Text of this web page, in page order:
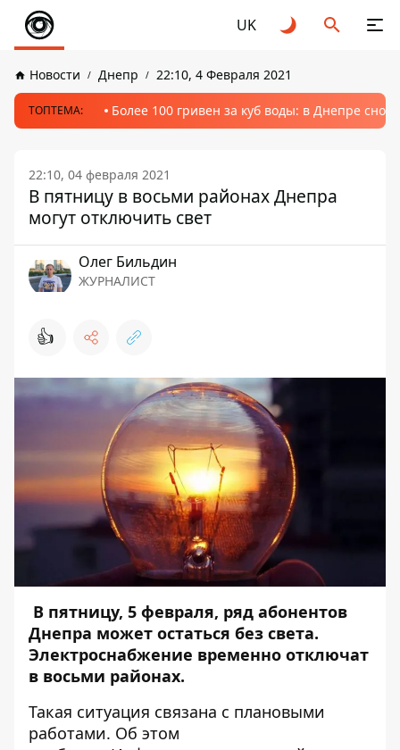
UK
Новости Днепр 22:10, 4 Февраля 2021
ТОПТЕМА: Более 100 гривен за куб воды: в Днепре
22:10, 04 февраля 2021
В пятницу в восьми районах Днепра
могут отключить свет
Олег Бильдин
ЖУРНАЛИСТ
👍
В пятницу, 5 февраля, ряд абонентов
Днепра может остаться без света.
Электроснабжение временно отключат
в восьми районах.
Такая ситуация связана с плановыми
работами. Об этом